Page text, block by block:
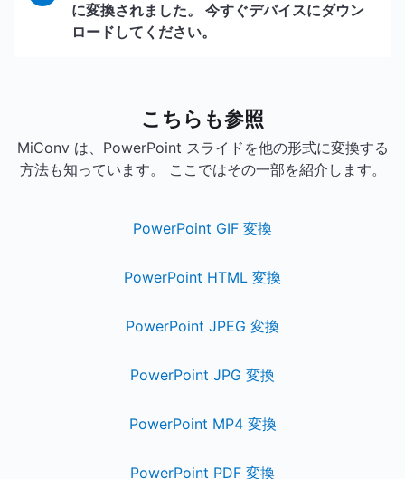
に変換されました。 今すぐデバイスにダウン
ロードしてください。
こちらも参照
MiConv は、PowerPoint スライドを他の形式に変換する
方法も知っています。 ここではその一部を紹介します。
PowerPoint GIF 変換
PowerPoint HTML 変換
PowerPoint JPEG 変換
PowerPoint JPG 変換
PowerPoint MP4 変換
PowerPoint PDF 変換